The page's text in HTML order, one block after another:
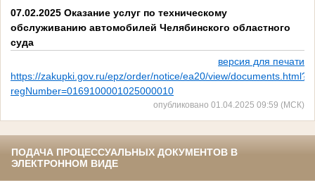
07.02.2025 Оказание услуг по техническому
обслуживанию автомобилей Челябинского областного
суда
версия для печати
https://zakupki.gov.ru/epz/order/notice/ea20/view/documents.html?
regNumber=0169100001025000010
опубликовано 01.04.2025 09:59 (МСК)
ПОДАЧА ПРОЦЕССУАЛЬНЫХ ДОКУМЕНТОВ В
ЭЛЕКТРОННОМ ВИДЕ